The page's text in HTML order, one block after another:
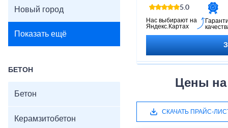
Новый город
Показать ещё
БЕТОН
Бетон
Керамзитобетон
доступной стоимости.
вариантах:
5.0
Нас выбирают на
Яндекс.Картах
Цены
СКАЧАТЬ ПРАЙС-